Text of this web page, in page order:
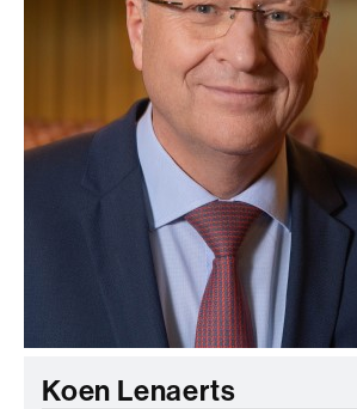
Koen Lenaerts